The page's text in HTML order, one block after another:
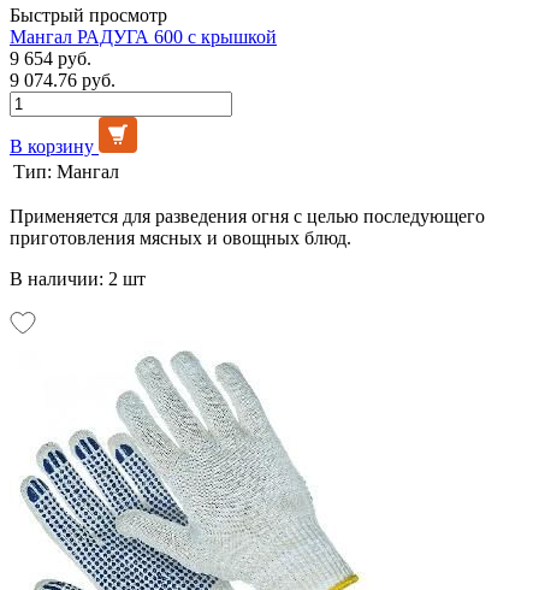
Быстрый просмотр
Мангал РАДУГА 600 с крышкой
9 654 руб.
9 074.76 руб.
В корзину
Тип: Мангал
Применяется для разведения огня с целью последующего
приготовления мясных и овощных блюд.
В наличии: 2 шт